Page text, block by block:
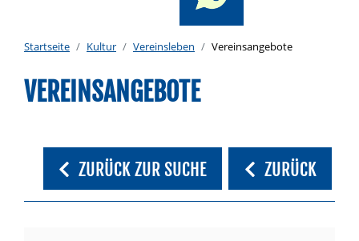
Startseite Kultur Vereinsleben Vereinsangebote
VEREINSANGEBOTE
ZURÜCK ZUR SUCHE ZURÜCK